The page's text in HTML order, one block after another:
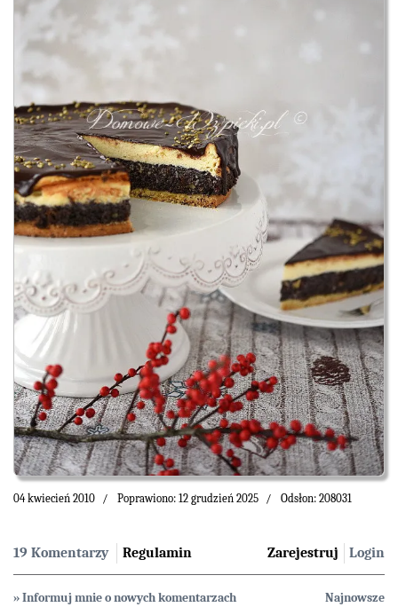
04 kwiecień 2010 Poprawiono: 12 grudzień 2025 Odsłon: 208031
19 Komentarzy Regulamin Login
Zarejestruj
» Informuj mnie o nowych komentarzach Najnowsze